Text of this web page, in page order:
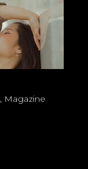
, Magazine